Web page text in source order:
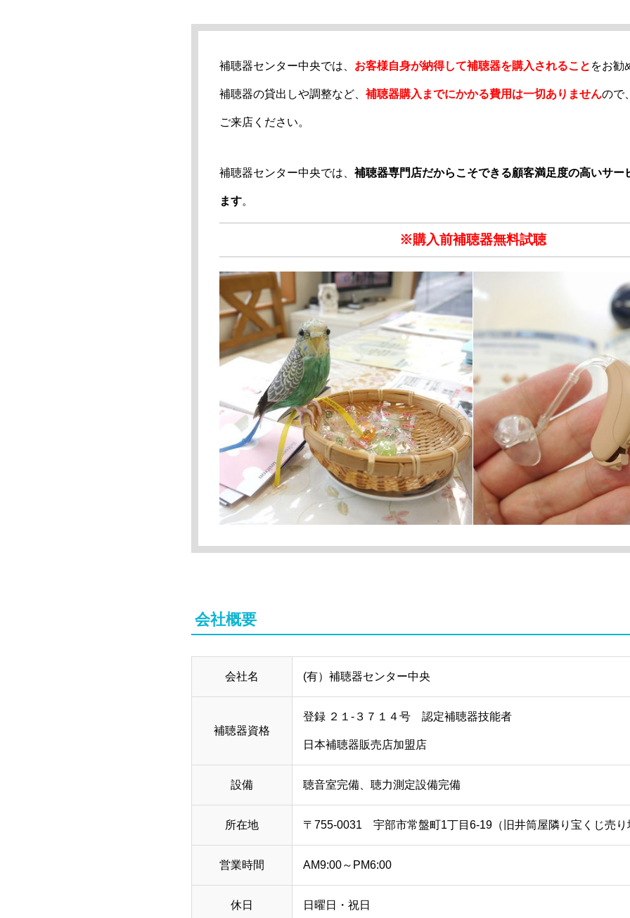
補聴器センター中央では、 お客様自身が納得して補聴器を購入されること をお勧
補聴器の貸出しや調整など、 補聴器購入までにかかる費用は一切ありませんので
ご来店ください。
補聴器センター中央では、 補聴器専門店だからこそできる顧客満足度の高いサー
ます。
※購入前補聴器無料試聴
会社概要
会社名 (有）補聴器センター中央
補聴器資格
登録 ２１-３７１４号 認定補聴器技能者
日本補聴器販売店加盟店
設備 聴音室完備、聴力測定設備完備
所在地 〒755-0031 宇部市常盤町1丁目6-19（旧井筒屋隣り宝くじ売り
営業時間 AM9:00～PM6:00
休日 日曜日・祝日